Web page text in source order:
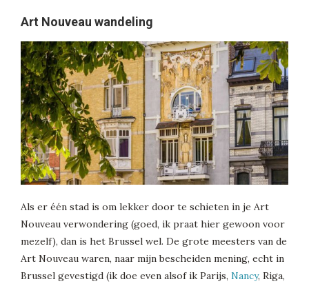
Art Nouveau wandeling
Als er één stad is om lekker door te schieten in je Art
Nouveau verwondering (goed, ik praat hier gewoon voor
mezelf), dan is het Brussel wel. De grote meesters van de
Art Nouveau waren, naar mijn bescheiden mening, echt in
Brussel gevestigd (ik doe even alsof ik Parijs, Nancy, Riga,